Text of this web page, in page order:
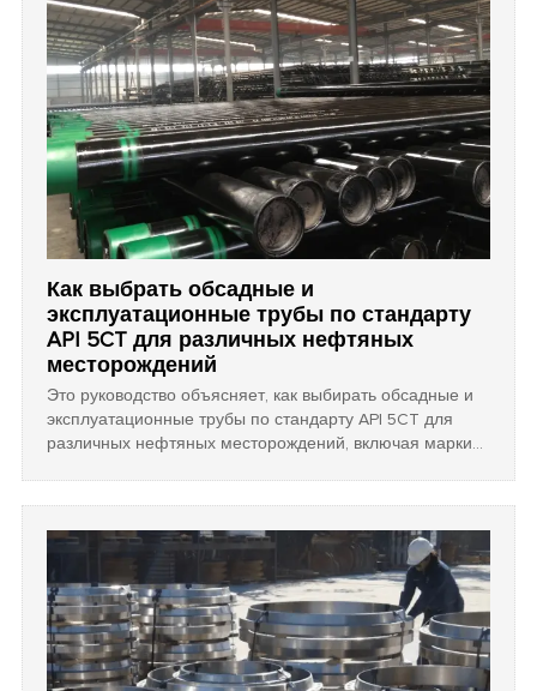
Как выбрать обсадные и
эксплуатационные трубы по стандарту
API 5CT для различных нефтяных
месторождений
Это руководство объясняет, как выбирать обсадные и
эксплуатационные трубы по стандарту API 5CT для
различных нефтяных месторождений, включая марки